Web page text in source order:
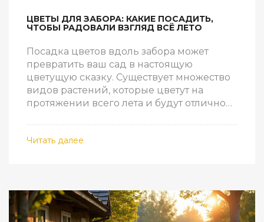
ЦВЕТЫ ДЛЯ ЗАБОРА: КАКИЕ ПОСАДИТЬ,
ЧТОБЫ РАДОВАЛИ ВЗГЛЯД ВСЁ ЛЕТО
Посадка цветов вдоль забора может
превратить ваш сад в настоящую
цветущую сказку. Существует множество
видов растений, которые цветут на
протяжении всего лета и будут отлично
климатические условия и доступность
хитрости, которые помогут вам создать
яркие композиции из цветов.
Читать далее